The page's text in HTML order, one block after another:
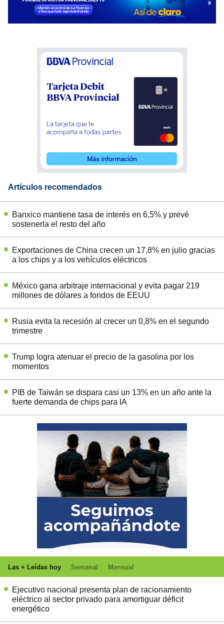
Artículos recomendados
Banxico mantiene tasa de interés en 6,5% y prevé
sostenerla el resto del año
Exportaciones de China crecen un 17,8% en julio gracias
a los chips y a los vehículos eléctricos
México gana arbitraje internacional y evita pagar 219
millones de dólares a fondos de EEUU
Rusia evita la recesión al crecer un 0,8% en el segundo
trimestre
Trump logra atenuar el precio de la gasolina por los
momentos
PIB de Taiwán se dispara casi un 13% en un año ante la
fuerte demanda de chips para IA
Las + Leídas hoy Semanal Mensual
Ejecutivo nacional presenta plan de racionamiento
eléctrico al sector privado para amortiguar déficit
energético